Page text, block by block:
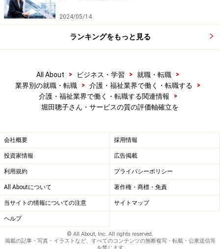
2024/05/14
ランキングをもっと見る
All About > ビジネス・学習 > 就職・転職
>
業界別の就職・転職
> 介護・福祉業界で働く・転職する
>
介護・福祉業界で働く・転職する関連情報
>
堀田聰子さん・サービスの質の評価軸確立を
会社概要 採用情報
投資家情報 広告掲載
利用規約 プライバシーポリシー
All Aboutについて 著作権・商標・免責
当サイトの情報についての注意 サイトマップ
ヘルプ
© All About, Inc. All rights reserved.
掲載の記事・写真・イラストなど、すべてのコンテンツの無断複写・転載・公衆送信等